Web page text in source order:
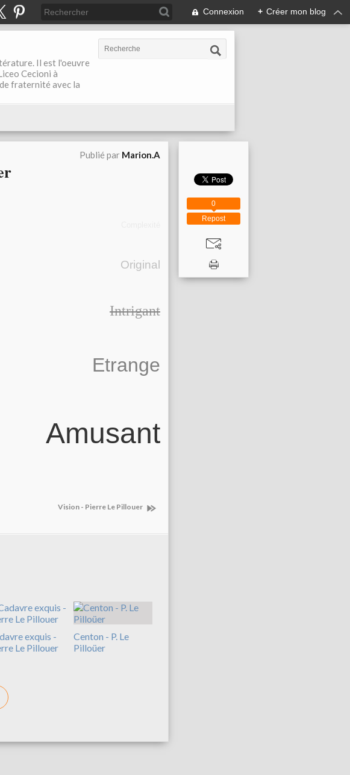
Connexion + Créer mon blog
Il est l'oeuvre
Cecioni à
fraternité avec la
Publié par Marion.A
Original
Intrigant
Etrange
Amusant
Vision - Pierre Le Pillouer
exquis -
Le Pillouer
Centon - P. Le
Pilloüer
Repost
0